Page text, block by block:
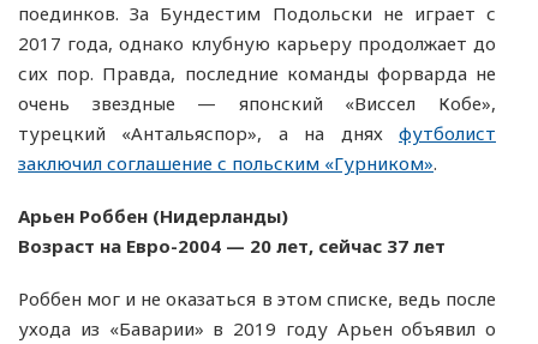
поединков. За Бундестим Подольски не играет с
2017 года, однако клубную карьеру продолжает до
сих пор. Правда, последние команды форварда не
очень звездные — японский «Виссел Кобе»,
турецкий «Антальяспор», а на днях футболист
заключил соглашение с польским «Гурником».
Арьен Роббен (Нидерланды)
Возраст на Евро-2004 — 20 лет, сейчас 37 лет
Роббен мог и не оказаться в этом списке, ведь после
ухода из «Баварии» в 2019 году Арьен объявил о